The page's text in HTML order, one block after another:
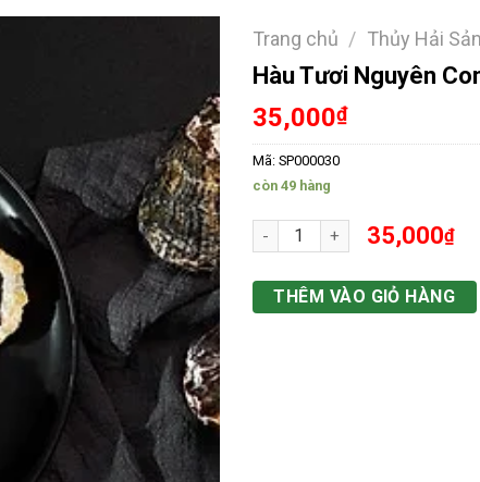
Trang chủ / Thủy Hải Sản
Hàu Tươi Nguyên
35,000₫
Mã: SP000030
còn 49 hàng
Hàu Tươi Nguyên Con Loại 1
35,000₫
THÊM VÀO GIỎ HÀNG